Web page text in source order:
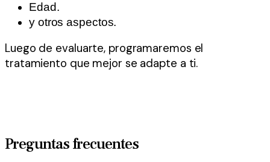
Edad.
y otros aspectos.
Luego de evaluarte, programaremos el
tratamiento que mejor se adapte a ti.
Preguntas frecuentes